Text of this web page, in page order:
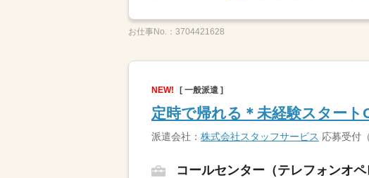
お仕事No.： 3704421628
NEW! [ 一般派遣 ]
定時で帰れる＊未経験スタート
派遣会社： 株式会社スタッフサービス 応募受付
コールセンター（テレフォンオペ